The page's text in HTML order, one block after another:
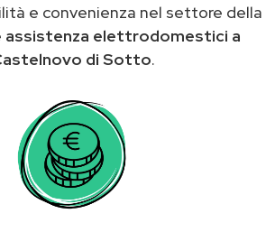
e convenienza nel settore della
assistenza elettrodomestici a
di Sotto.